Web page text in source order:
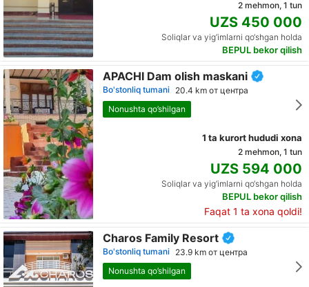
2 mehmon, 1 tun
UZS 450 000
Soliqlar va yig‘imlarni qo‘shgan holda
BEPUL bekor qilish
APACHI Dam olish maskani
Bo'stonliq tumani 20.4 km от центра
Nonushta qo’shilgan
1 ta kurort hududi xona
2 mehmon, 1 tun
UZS 594 000
Soliqlar va yig‘imlarni qo‘shgan holda
BEPUL bekor qilish
Faqat 1 ta xona qoldi!
Charos Family Resort
Bo'stonliq tumani 23.9 km от центра
Nonushta qo’shilgan